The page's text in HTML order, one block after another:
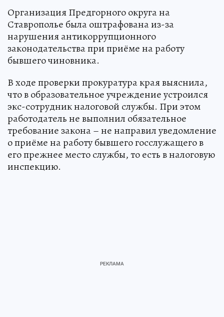
Организация Предгорного округа на
Ставрополье была оштрафована из-за
нарушения антикоррупционного
законодательства при приёме на работу
бывшего чиновника.
В ходе проверки прокуратура края выяснила,
что в образовательное учреждение устроился
экс-сотрудник налоговой службы. При этом
работодатель не выполнил обязательное
требование закона – не направил уведомление
о приёме на работу бывшего госслужащего в
его прежнее место службы, то есть в налоговую
инспекцию.